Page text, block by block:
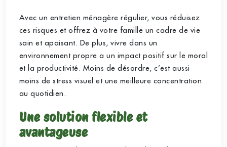
Avec un entretien ménagère régulier, vous réduisez
ces risques et offrez à votre famille un cadre de vie
sain et apaisant. De plus, vivre dans un
environnement propre a un impact positif sur le moral
et la productivité. Moins de désordre, c’est aussi
moins de stress visuel et une meilleure concentration
au quotidien.
Une solution flexible et
avantageuse